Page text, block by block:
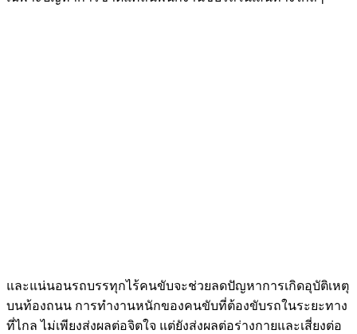
และแน่นอนรถบรรทุกไร้คนขับจะช่วยลดปัญหาการเกิดอุบัติเหตุ
บนท้องถนน การทำงานหนักของคนขับที่ต้องขับรถในระยะทาง
ที่ไกล ไม่เพียงส่งผลต่อจิตใจ แต่ยังส่งผลต่อร่างกายและเสี่ยงต่อ